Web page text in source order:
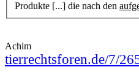
Produkte [...] die nach den
Achim
tierrechtsforen.de/7/